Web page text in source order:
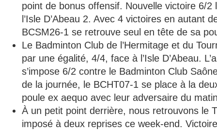
point de bonus offensif. Nouvelle victoire 6/2
l’Isle D’Abeau 2. Avec 4 victoires en autant
BCSM26-1 se retrouve seul en tête de sa
Le Badminton Club de l’Hermitage et du
par une égalité, 4/4, face à l’Isle D’Abeau.
s’impose 6/2 contre le Badminton Club
de la journée, le BCHT07-1 se place à la
poule ex aequo avec leur adversaire du
À un petit point derrière, nous retrouvons le
imposé à deux reprises ce week-end.